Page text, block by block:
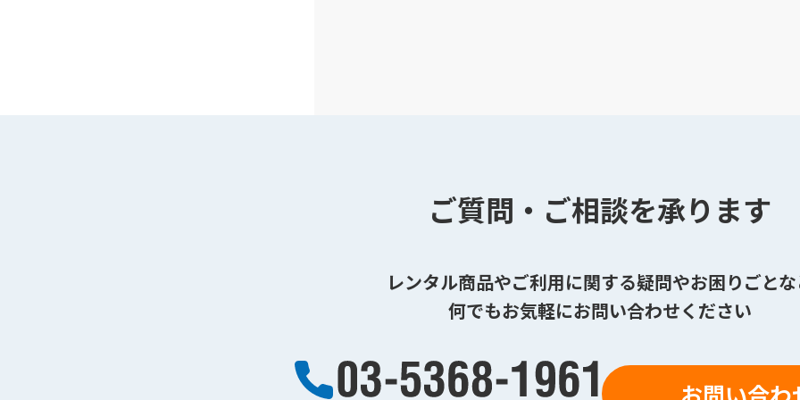
ご質問・ご相談を承ります
レンタル商品やご利用に関する疑問やお困りごと
何でもお気軽にお問い合わせください